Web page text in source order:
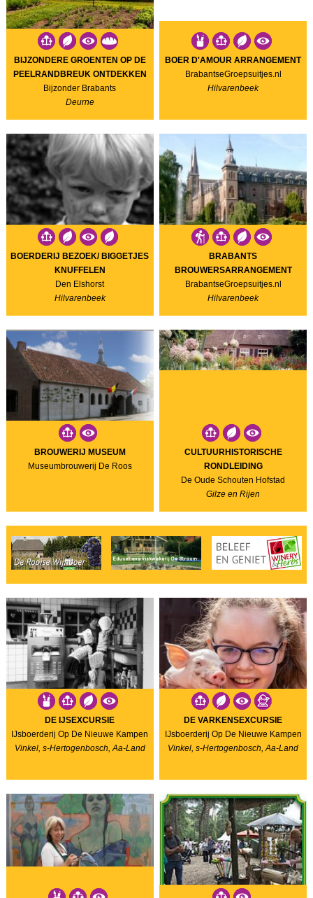
BIJZONDERE GROENTEN OP DE
PEELRANDBREUK ONTDEKKEN
Bijzonder Brabants
Deurne
BOER D'AMOUR ARRANGEMENT
BrabantseGroepsuitjes.nl
Hilvarenbeek
BOERDERIJ BEZOEK/ BIGGETJES
KNUFFELEN
Den Elshorst
Hilvarenbeek
BRABANTS
BROUWERSARRANGEMENT
BrabantseGroepsuitjes.nl
Hilvarenbeek
BROUWERIJ MUSEUM
Museumbrouwerij De Roos
CULTUURHISTORISCHE
RONDLEIDING
De Oude Schouten Hofstad
Gilze en Rijen
DE IJSEXCURSIE
IJsboerderij Op De Nieuwe Kampen
Vinkel, s-Hertogenbosch, Aa-Land
DE VARKENSEXCURSIE
IJsboerderij Op De Nieuwe Kampen
Vinkel, s-Hertogenbosch, Aa-Land